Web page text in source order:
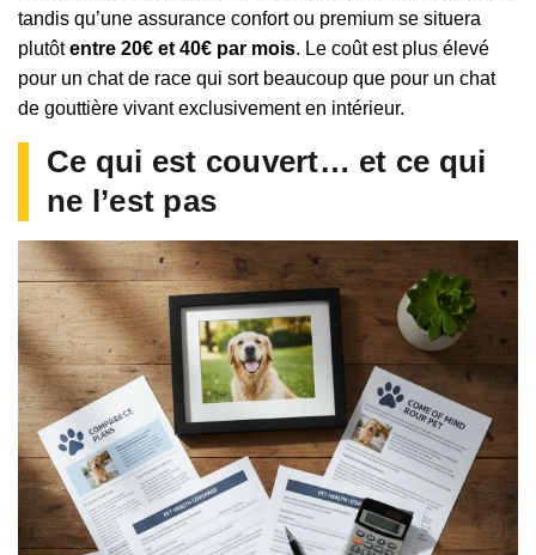
tandis qu’une assurance confort ou premium se situera
plutôtentre 20€ et 40€ par mois. Le coût est plus élevé
pour un chat de race qui sort beaucoup que pour un chat
de gouttière vivant exclusivement en intérieur.
Ce qui est couvert… et ce qui
ne l’est pas